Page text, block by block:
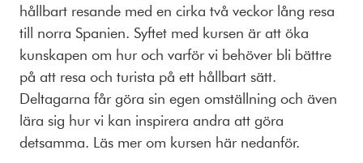
hållbart resande med en cirka två veckor lång resa
till norra Spanien. Syftet med kursen är att öka
kunskapen om hur och varför vi behöver bli bättre
på att resa och turista på ett hållbart sätt.
Deltagarna får göra sin egen omställning och även
lära sig hur vi kan inspirera andra att göra
detsamma. Läs mer om kursen här nedanför.